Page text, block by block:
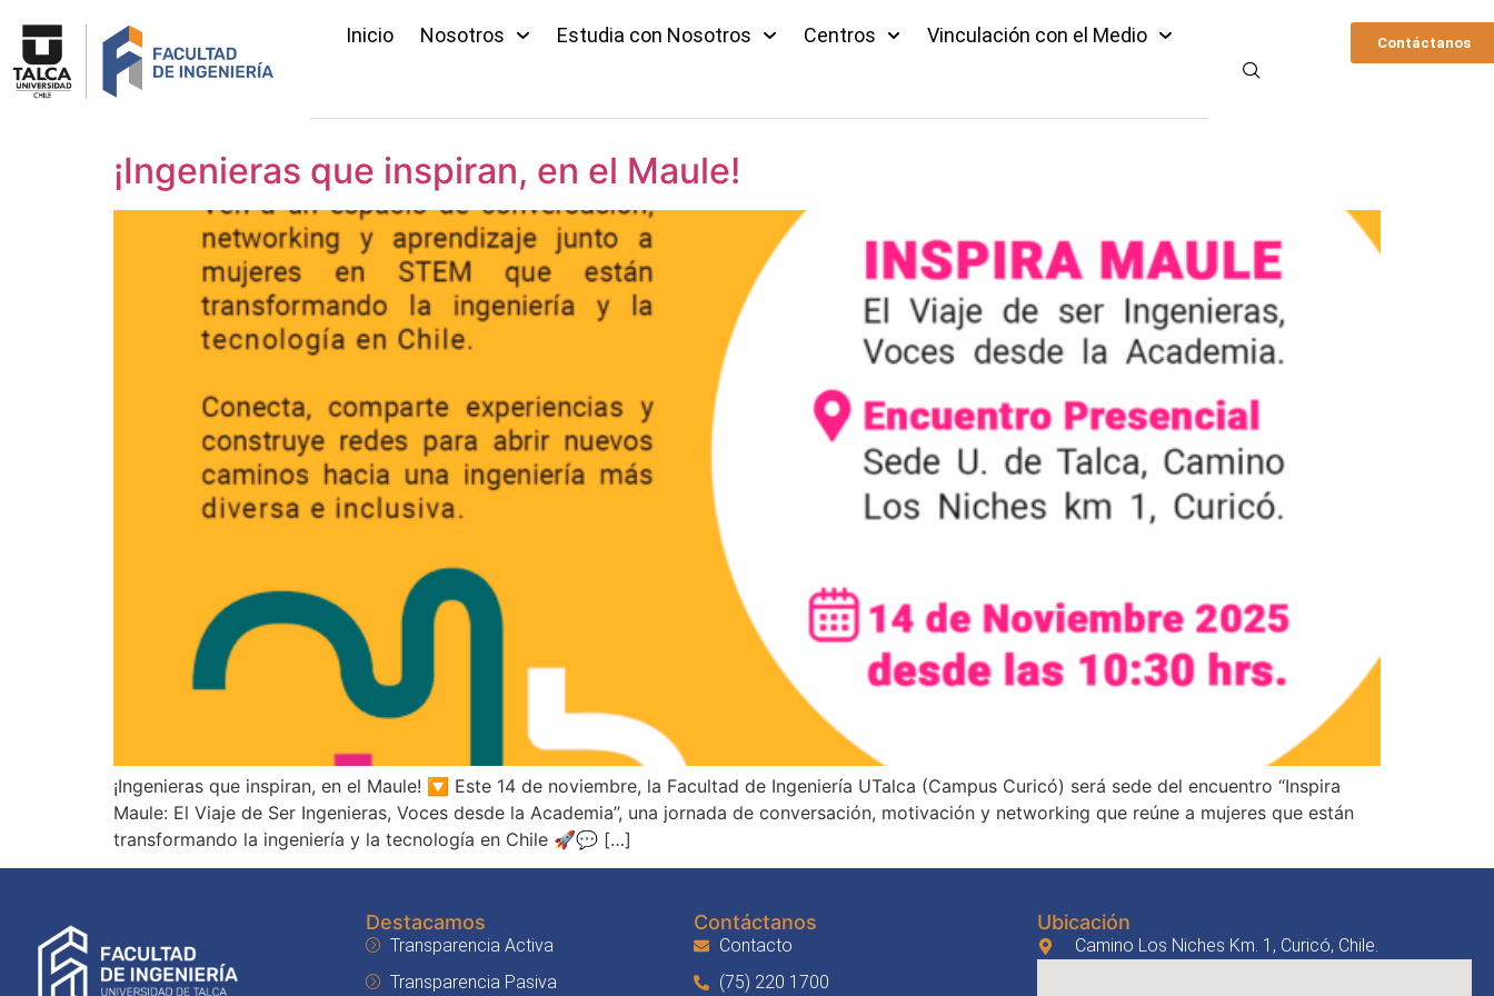
Inicio Nosotros Estudia con Nosotros Centros Vinculación con el Medio Contáctanos
¡Ingenieras que inspiran, en el Maule!
¡Ingenieras que inspiran, en el Maule! 🔽 Este 14 de noviembre, la Facultad de Ingeniería UTalca (Campus Curicó) será sede del encuentro “Inspira
Maule: El Viaje de Ser Ingenieras, Voces desde la Academia”, una jornada de conversación, motivación y networking que reúne a mujeres que están
transformando la ingeniería y la tecnología en Chile 🚀💬 […]
Destacamos
Transparencia Activa
Transparencia Pasiva
Contáctanos
Contacto
(75) 220 1700
Ubicación
Camino Los Niches Km. 1, Curicó, Chile.